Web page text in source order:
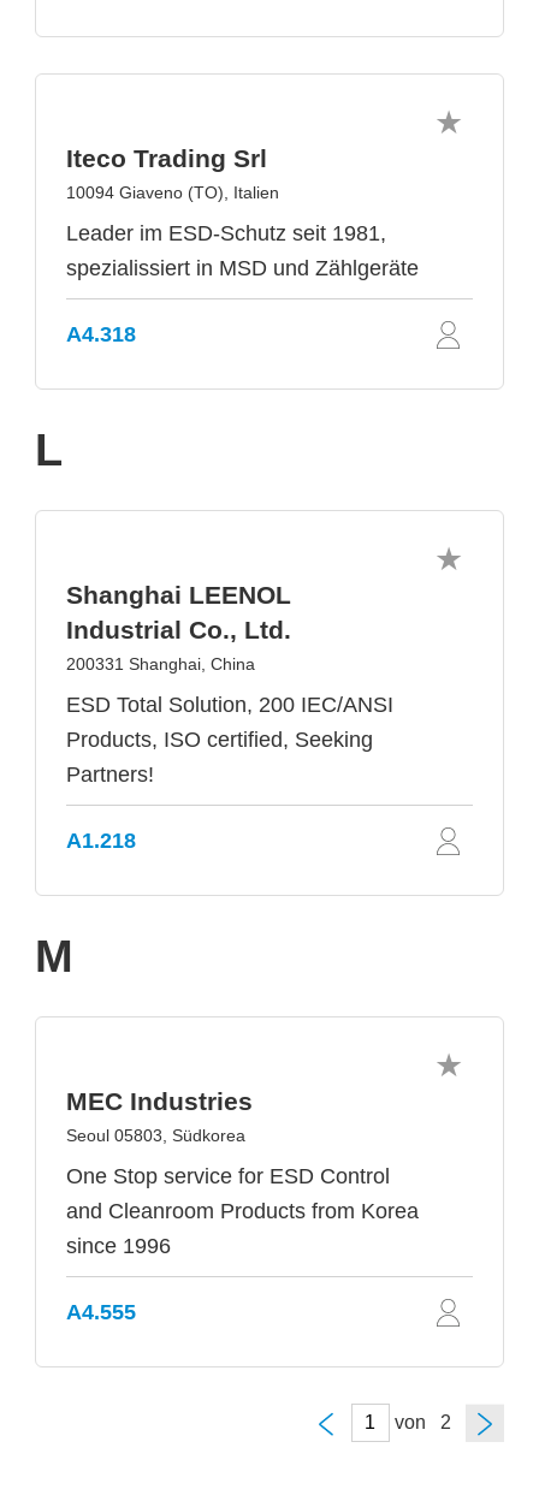
Iteco Trading Srl
10094 Giaveno (TO), Italien
Leader im ESD-Schutz seit 1981,
spezialissiert in MSD und Zählgeräte
A4.318
L
Shanghai LEENOL
Industrial Co., Ltd.
200331 Shanghai, China
ESD Total Solution, 200 IEC/ANSI
Products, ISO certified, Seeking
Partners!
A1.218
M
MEC Industries
Seoul 05803, Südkorea
One Stop service for ESD Control
and Cleanroom Products from Korea
since 1996
A4.555
von